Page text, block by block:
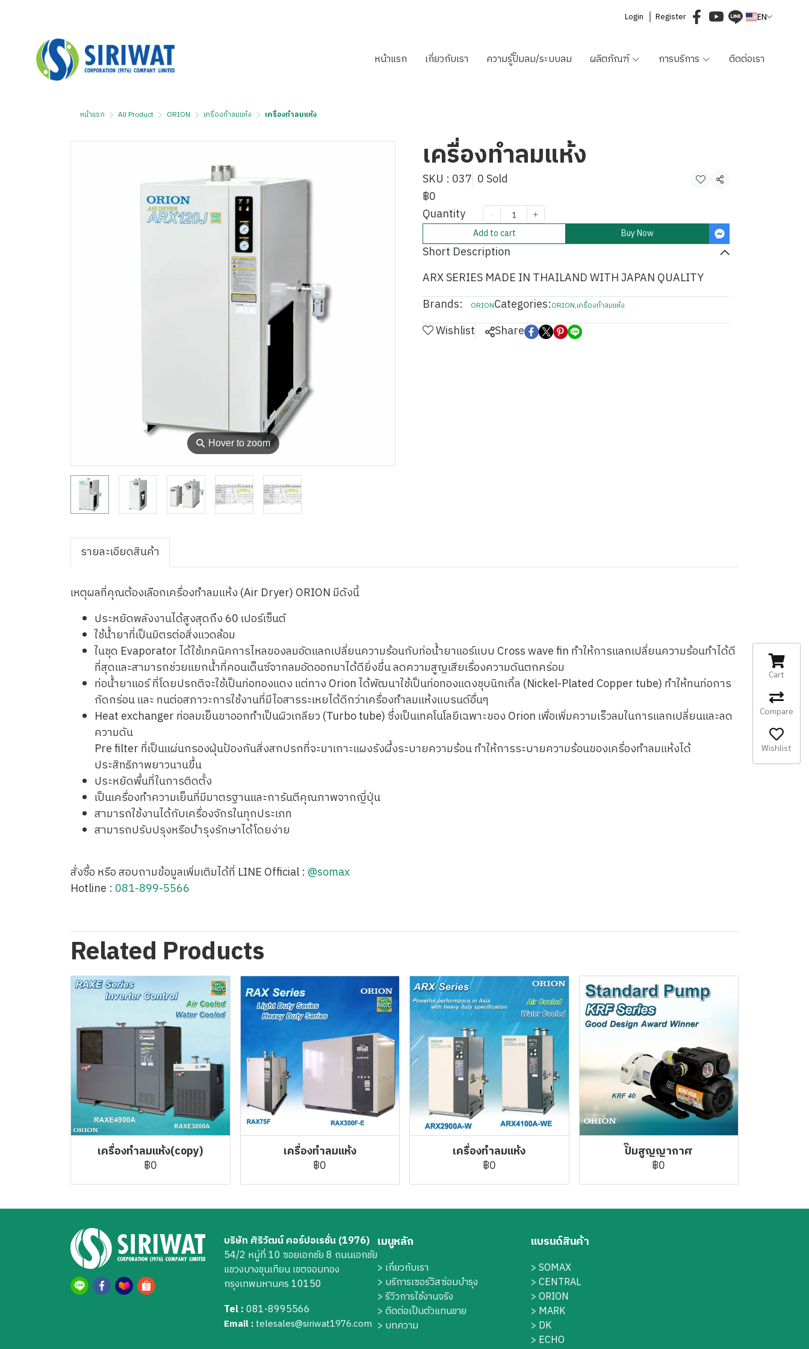
Login Register EN
หน้าแรก เกี่ยวกับเรา ความรู้ปั๊มลม/ระบบลม ผลิตภัณฑ์ การบริการ ติดต่อเรา
หน้าแรก All Product ORION เครื่องทำลมแห้ง เครื่องทำลมแห้ง
⚲ Hover to zoom
เครื่องทำลมแห้ง
SKU : 037 0 Sold Share
฿0
Quantity
Add to cart Buy Now
Short Description
ARX SERIES MADE IN THAILAND WITH JAPAN QUALITY
Brands:
ORIONCategories:ORION,เครื่องทำลมแห้ง
Wishlist Share
รายละเอียดสินค้า
เหตุผลที่คุณต้องเลือกเครื่องทำลมแห้ง (Air Dryer) ORION มีดังนี้
ประหยัดพลังงานได้สูงสุดถึง 60 เปอร์เซ็นต์
ใช้น้ำยาที่เป็นมิตรต่อสิ่งแวดล้อม
ในชุด Evaporator ได้ใช้เทคนิคการไหลของลมอัดแลกเปลี่ยนความร้อนกับท่อน้ำยาแอร์แบบ Cross wave fin ทำให้การแลกเปลี่ยนความร้อนทำได้ดี
ที่สุดและสามารถช่วยแยกน้ำที่คอนเด็นซ์จากลมอัดออกมาได้ดียิ่งขึ่น ลดความสูญเสียเรื่องความดันตกคร่อม
ท่อน้ำยาแอร์ ที่โดยปรกติจะใช้เป็นท่อทองแดง แต่ทาง Orion ได้พัฒนาใช้เป็นท่อทองแดงชุบนิกเกิ้ล (Nickel-Plated Copper tube) ทำให้ทนท่อการ
กัดกร่อน และ ทนต่อสภาวะการใช้งานที่มีไอสารระเหยได้ดีกว่าเครื่องทำลมแห้งแบรนด์อื่นๆ
Heat exchanger ท่อลมเย็นขาออกทำเป็นผิวเกลียว (Turbo tube) ซึ่งเป็นเทคโนโลยีเฉพาะของ Orion เพื่อเพิ่มความเร็วลมในการแลกเปลี่ยนและลด
ความดัน
Pre filter ที่เป็นแผ่นกรองฝุ่นป้องกันสิ่งสกปรกที่จะมาเกาะแผงรังผึ้งระบายความร้อน ทำให้การระบายความร้อนของเครื่องทำลมแห้งได้
ประสิทธิภาพยาวนานขึ้น
ประหยัดพื้นที่ในการติดตั้ง
เป็นเครื่องทำความเย็นที่มีมาตรฐานและการันตีคุณภาพจากญี่ปุ่น
สามารถใช้งานได้กับเครื่องจักรในทุกประเภท
สามารถปรับปรุงหรือบำรุงรักษาได้โดยง่าย
สั่งซื้อ หรือ สอบถามข้อมูลเพิ่มเติมได้ที่ LINE Official : @somax
Hotline : 081-899-5566
Related Products
เครื่องทำลมแห้ง(copy)
฿0
เครื่องทำลมแห้ง
฿0
เครื่องทำลมแห้ง
฿0
ปั๊มสูญญากาศ
฿0
บริษัท ศิริวัฒน์ คอร์ปอเรชั่น (1976)
54/2 หมู่ที่ 10 ซอยเอกชัย 8 ถนนเอกชัย
แขวงบางขุนเทียน เขตจอมทอง
กรุงเทพมหานคร 10150
Tel :081-8995566
Email : telesales@siriwat1976.com
เมนูหลัก
> เกี่ยวกับเรา
> บริการเซอร์วิสซ่อมบำรุง
> รีวิวการใช้งานจริง
> ติดต่อเป็นตัวแทนขาย
> บทความ
แบรนด์สินค้า
>SOMAX
>CENTRAL
>ORION
> MARK
> DK
> ECHO
Cart
Compare
Wishlist